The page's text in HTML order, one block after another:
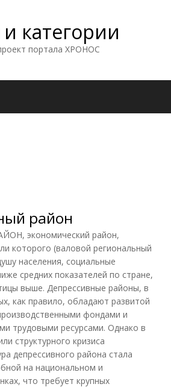
категории
портала ХРОНОС
район
экономический район,
которого (валовой региональный
населения, социальные
средних показателей по стране,
выше. Депрессивные районы, в
как правило, обладают развитой
фондами и
трудовыми ресурсами. Однако в
структурного кризиса
депрессивного района стала
на национальном и
что требует крупных